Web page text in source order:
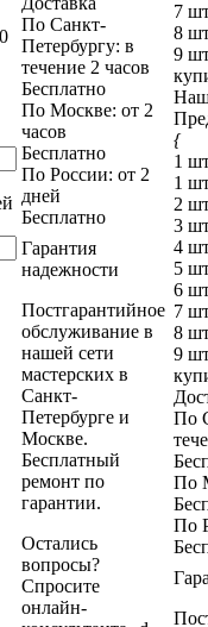
По Санкт-
Петербургу: в
течение 2 часов
Бесплатно
По Москве: от 2
часов
Бесплатно
По России: от 2
дней
Бесплатно
Гарантия
надежности
Постгарантийное
обслуживание в
нашей сети
мастерских в
Санкт-
Петербурге и
Москве.
Бесплатный
ремонт по
гарантии.
Остались
вопросы?
Спросите
онлайн-
7
8
9
{
1
1
2
3
4
5
6
7
8
9
По
По
По